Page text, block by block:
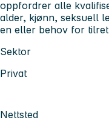
oppfordrer alle
alder, kjønn, seksuell
en eller behov for
Sektor
Privat
Nettsted